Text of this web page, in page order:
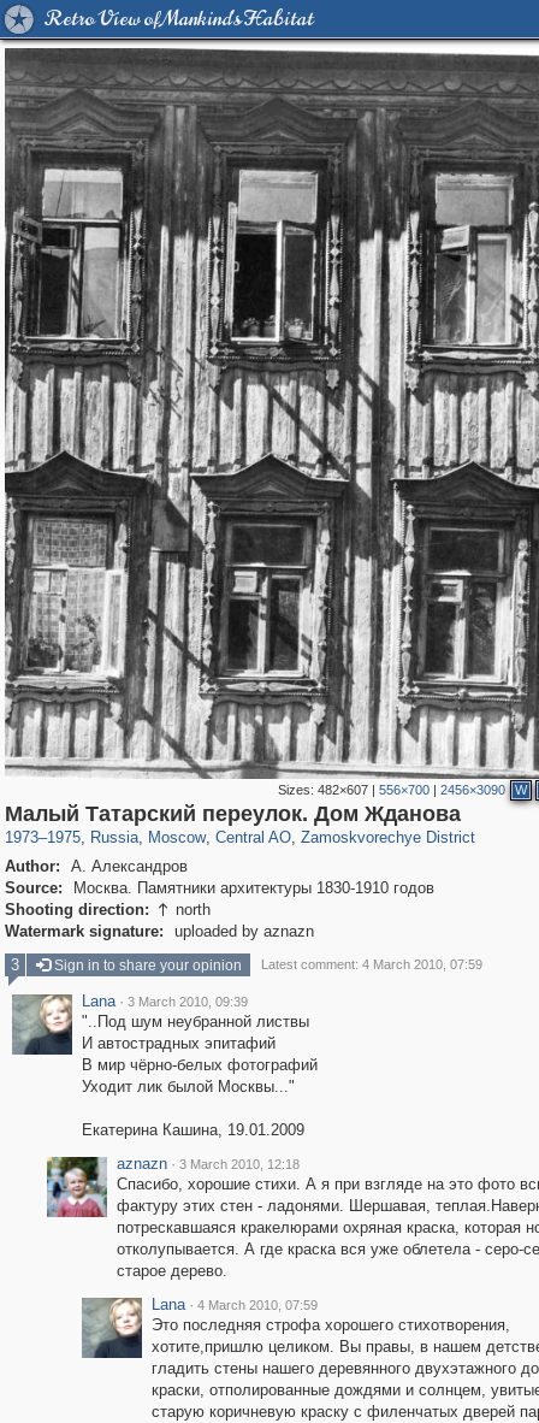
Retro View of Mankind's Habitat
Sizes: 482×607| 556×700| 2456×3090 W
Малый Татарский переулок. Дом Жданова
1973–1975, Russia
1,405,783 29,243
, Moscow
319,716 8,286
, Central AO
159,930 5,916
, Zamoskvorechye District
6,190 211
Author:
А. Александров
Source:
Москва. Памятники архитектуры 1830-1910 годов
Shooting direction:  north
Watermark signature:
uploaded by aznazn
3
Sign in to share your opinion Latest comment: 4 March 2010, 07:59
Lana · 3 March 2010, 09:39
"..Под шум неубранной листвы
И автострадных эпитафий
В мир чёрно-белых фотографий
Уходит лик былой Москвы..."
Екатерина Кашина, 19.01.2009
aznazn · 3 March 2010, 12:18
Спасибо, хорошие стихи. А я при взгляде на это фото
фактуру этих стен - ладонями. Шершавая,
потрескавшаяся кракелюрами охряная краска, которая
отколупывается. А где краска вся уже облетела - серо-
старое дерево.
Lana · 4 March 2010, 07:59
Это последняя строфа хорошего стихотворения,
хотите,пришлю целиком. Вы правы, в нашем
гладить стены нашего деревянного двухэтажного
краски, отполированные дождями и солнцем,
старую коричневую краску с филенчатых дверей